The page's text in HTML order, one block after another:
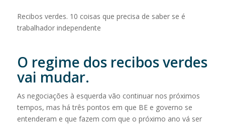
Recibos verdes. 10 coisas que precisa de saber se é
trabalhador independente
O regime dos recibos verdes
vai mudar.
As negociações à esquerda vão continuar nos próximos
tempos, mas há três pontos em que BE e governo se
entenderam e que fazem com que o próximo ano vá ser